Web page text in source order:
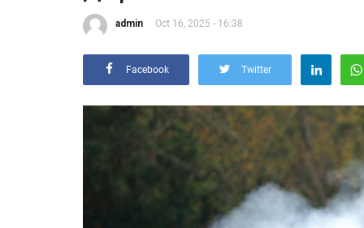
admin Oct 16, 2025 - 16:38
Facebook Twitter